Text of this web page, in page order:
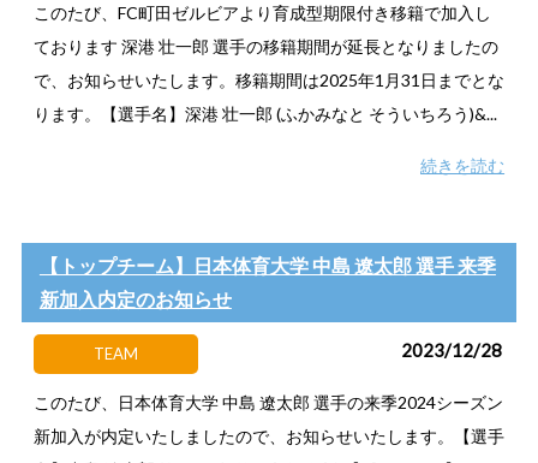
このたび、FC町田ゼルビアより育成型期限付き移籍で加入し
ております 深港 壮一郎 選手の移籍期間が延長となりましたの
で、お知らせいたします。移籍期間は2025年1月31日までとな
ります。【選手名】深港 壮一郎 (ふかみなと そういちろう)&...
続きを読む
【トップチーム】日本体育大学 中島 遼太郎 選手 来季
新加入内定のお知らせ
TEAM 2023/12/28
このたび、日本体育大学 中島 遼太郎 選手の来季2024シーズン
新加入が内定いたしましたので、お知らせいたします。【選手